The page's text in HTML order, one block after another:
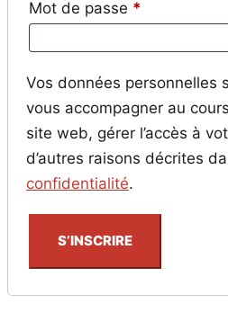
Mot de passe *
Vos données personnelles
vous accompagner au
site web, gérer l’accès à
d’autres raisons décrites
confidentialité.
S’INSCRIRE